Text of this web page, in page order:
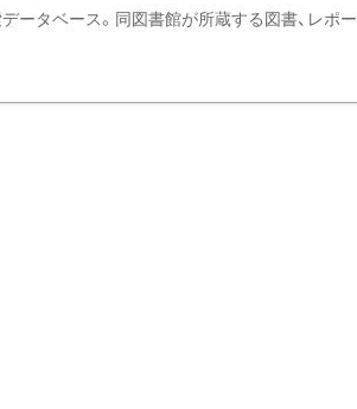
ータベース。同図書館が所蔵する図書、レポー